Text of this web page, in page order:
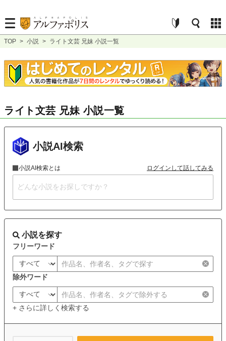
TOP > 小説 > ライト文芸 兄妹 小説一覧
ライト文芸 兄妹 小説一覧
小説AI検索
小説AI検索とは ログインして話してみる
小説を探す
フリーワード
除外ワード
+ さらに詳しく検索する